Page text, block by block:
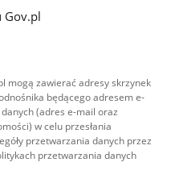
Gov.pl
mogą zawierać adresy skrzynek
będącego adresem e-
(adres e-mail oraz
w celu przesłania
przetwarzania danych przez
przetwarzania danych